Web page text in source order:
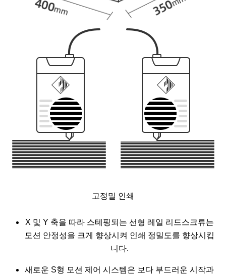
고정밀 인쇄
X 및 Y 축을 따라 스테핑되는 선형 레일 리드스크류는
모션 안정성을 크게 향상시켜 인쇄 정밀도를 향상시킵
니다.
새로운 S형 모션 제어 시스템은 보다 부드러운 시작과